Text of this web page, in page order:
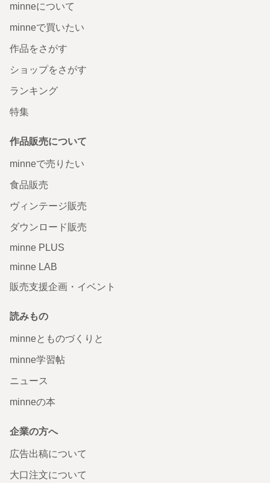
minneについて
minneで買いたい
作品をさがす
ショップをさがす
ランキング
特集
作品販売について
minneで売りたい
食品販売
ヴィンテージ販売
ダウンロード販売
minne PLUS
minne LAB
販売支援企画・イベント
読みもの
minneとものづくりと
minne学習帖
ニュース
minneの本
企業の方へ
広告出稿について
大口注文について